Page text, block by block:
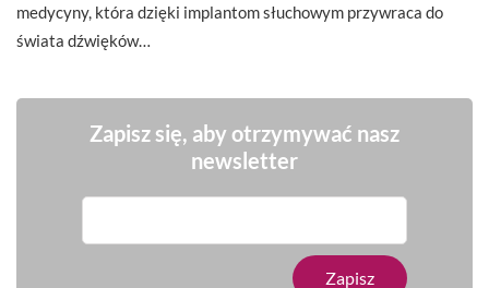
medycyny, która dzięki implantom słuchowym przywraca do
świata dźwięków…
Zapisz się, aby otrzymywać nasz
newsletter